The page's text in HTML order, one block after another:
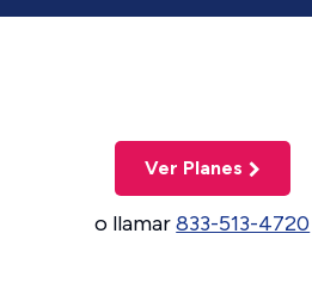
Ver Planes
o llamar833-513-4720